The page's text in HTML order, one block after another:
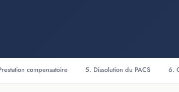
compensatoire 5. Dissolution du PACS 6.